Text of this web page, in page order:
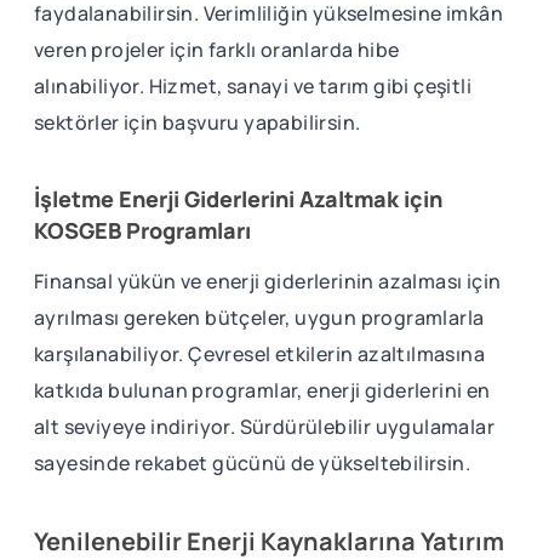
faydalanabilirsin. Verimliliğin yükselmesine imkân
veren projeler için farklı oranlarda hibe
alınabiliyor. Hizmet, sanayi ve tarım gibi çeşitli
sektörler için başvuru yapabilirsin.
İşletme Enerji Giderlerini Azaltmak için
KOSGEB Programları
Finansal yükün ve enerji giderlerinin azalması için
ayrılması gereken bütçeler, uygun programlarla
karşılanabiliyor. Çevresel etkilerin azaltılmasına
katkıda bulunan programlar, enerji giderlerini en
alt seviyeye indiriyor. Sürdürülebilir uygulamalar
sayesinde rekabet gücünü de yükseltebilirsin.
Yenilenebilir Enerji Kaynaklarına Yatırım